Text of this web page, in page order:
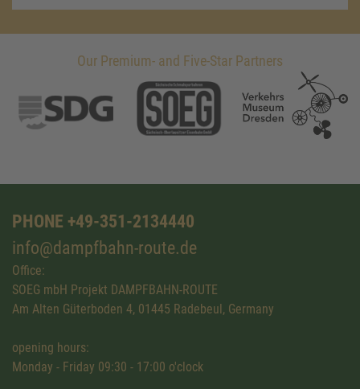
Our Premium- and Five-Star Partners
PHONE +49-351-2134440
info@dampfbahn-route.de
Office:
SOEG mbH Projekt DAMPFBAHN-ROUTE
Am Alten Güterboden 4, 01445 Radebeul, Germany
opening hours:
Monday - Friday 09:30 - 17:00 o'clock